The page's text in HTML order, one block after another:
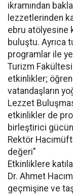
ikramından
lezzetlerinden
ebru atölyesine
buluştu. Ayrıca
programlar ile
Turizm
etkinlikler;
vatandaşların
Lezzet
etkinlikler de
birleştirici
Rektör
değeri"
Etkinliklere
Dr. Ahmet
geçmişine ve